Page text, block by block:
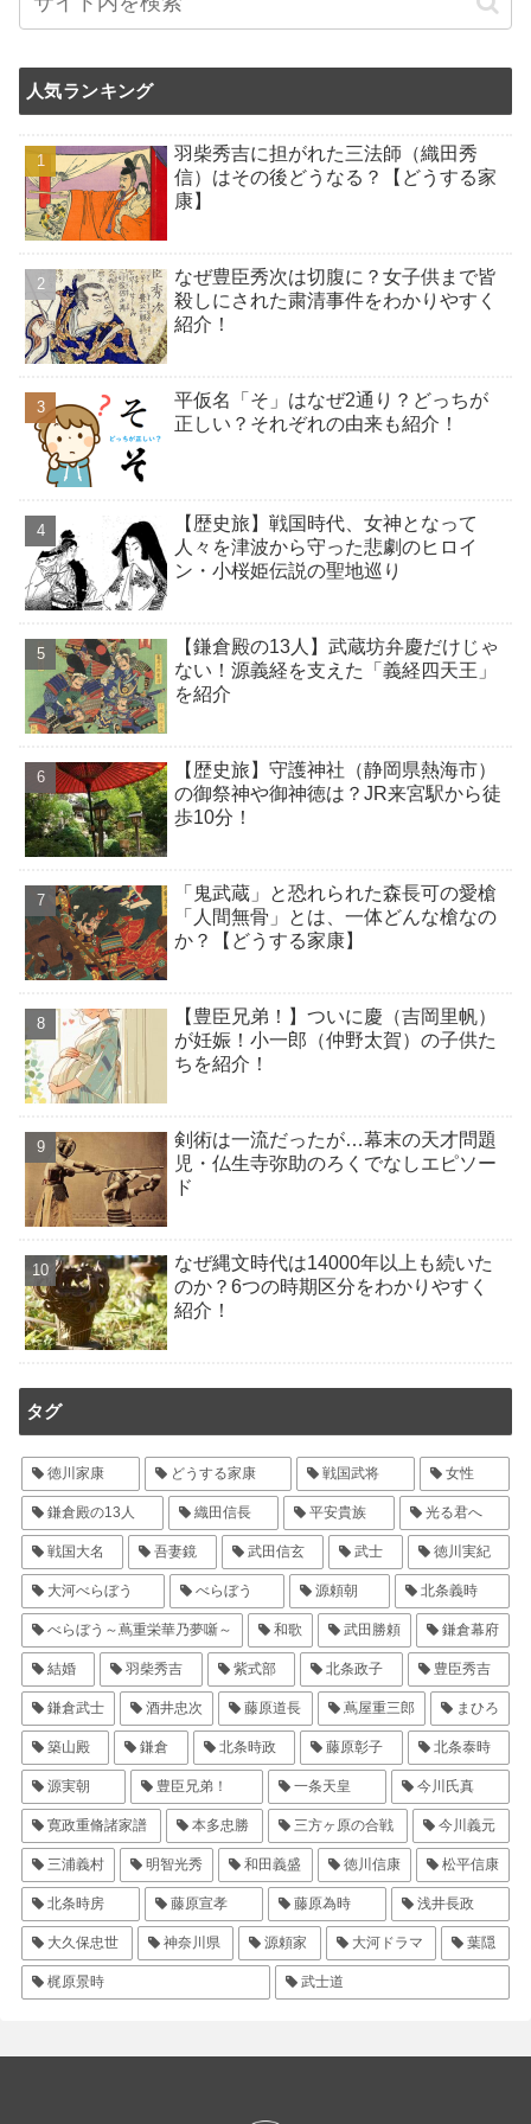
人気ランキング
羽柴秀吉に担がれた三法師（織田秀
信）はその後どうなる？【どうする家
康】
なぜ豊臣秀次は切腹に？女子供まで皆
殺しにされた粛清事件をわかりやすく
紹介！
平仮名「そ」はなぜ2通り？どっちが
正しい？それぞれの由来も紹介！
【歴史旅】戦国時代、女神となって
人々を津波から守った悲劇のヒロイ
ン・小桜姫伝説の聖地巡り
【鎌倉殿の13人】武蔵坊弁慶だけじゃ
ない！源義経を支えた「義経四天王」
を紹介
【歴史旅】守護神社（静岡県熱海市）
の御祭神や御神徳は？JR来宮駅から徒
歩10分！
「鬼武蔵」と恐れられた森長可の愛槍
「人間無骨」とは、一体どんな槍なの
か？【どうする家康】
【豊臣兄弟！】ついに慶（吉岡里帆）
が妊娠！小一郎（仲野太賀）の子供た
ちを紹介！
剣術は一流だったが…幕末の天才問題
児・仏生寺弥助のろくでなしエピソー
ド
なぜ縄文時代は14000年以上も続いた
のか？6つの時期区分をわかりやすく
紹介！
タグ
徳川家康 どうする家康 戦国武将 女性
鎌倉殿の13人 織田信長 平安貴族 光る君へ
戦国大名 吾妻鏡 武田信玄 武士 徳川実紀
大河べらぼう べらぼう 源頼朝 北条義時
べらぼう～蔦重栄華乃夢噺～ 和歌 武田勝頼 鎌倉幕府
結婚 羽柴秀吉 紫式部 北条政子 豊臣秀吉
鎌倉武士 酒井忠次 藤原道長 蔦屋重三郎 まひろ
築山殿 鎌倉 北条時政 藤原彰子 北条泰時
源実朝 豊臣兄弟！ 一条天皇 今川氏真
寛政重脩諸家譜 本多忠勝 三方ヶ原の合戦 今川義元
三浦義村 明智光秀 和田義盛 徳川信康 松平信康
北条時房 藤原宣孝 藤原為時 浅井長政
大久保忠世 神奈川県 源頼家 大河ドラマ 葉隠
梶原景時 武士道